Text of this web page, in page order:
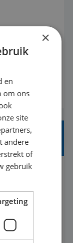
voor de
hele
op de
in de
weet je
te
er is. Of
jij vindt
×
en
om ons
site
andere
of
gebruik